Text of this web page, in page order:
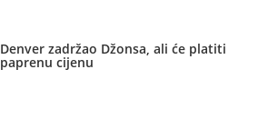
Denver zadržao Džonsa, ali će platiti
paprenu cijenu